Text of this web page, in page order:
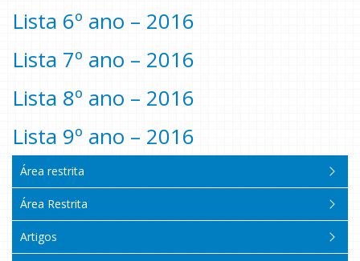
Lista 6º ano – 2016
Lista 7º ano – 2016
Lista 8º ano – 2016
Lista 9º ano – 2016
Área restrita
Área Restrita
Artigos